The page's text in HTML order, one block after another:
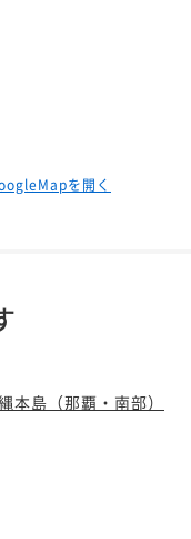
を開く
本島（那覇・南部）